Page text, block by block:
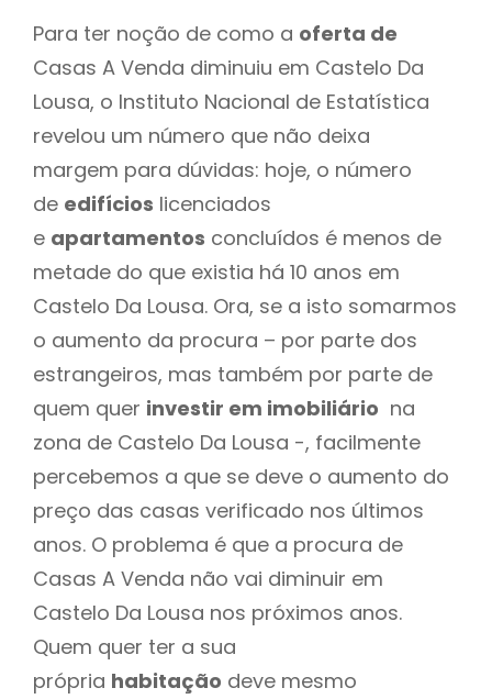
Para ter noção de como a oferta de
Casas A Venda diminuiu em Castelo Da
Lousa, o Instituto Nacional de Estatística
revelou um número que não deixa
margem para dúvidas: hoje, o número
de edifícios licenciados
e apartamentos concluídos é menos de
metade do que existia há 10 anos em
Castelo Da Lousa. Ora, se a isto somarmos
o aumento da procura – por parte dos
estrangeiros, mas também por parte de
quem quer investir em imobiliário na
zona de Castelo Da Lousa -, facilmente
percebemos a que se deve o aumento do
preço das casas verificado nos últimos
anos. O problema é que a procura de
Casas A Venda não vai diminuir em
Castelo Da Lousa nos próximos anos.
Quem quer ter a sua
própria habitação deve mesmo